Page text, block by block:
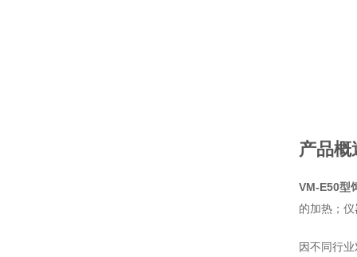
产品概
VM-E50型
的加热；
因不同行